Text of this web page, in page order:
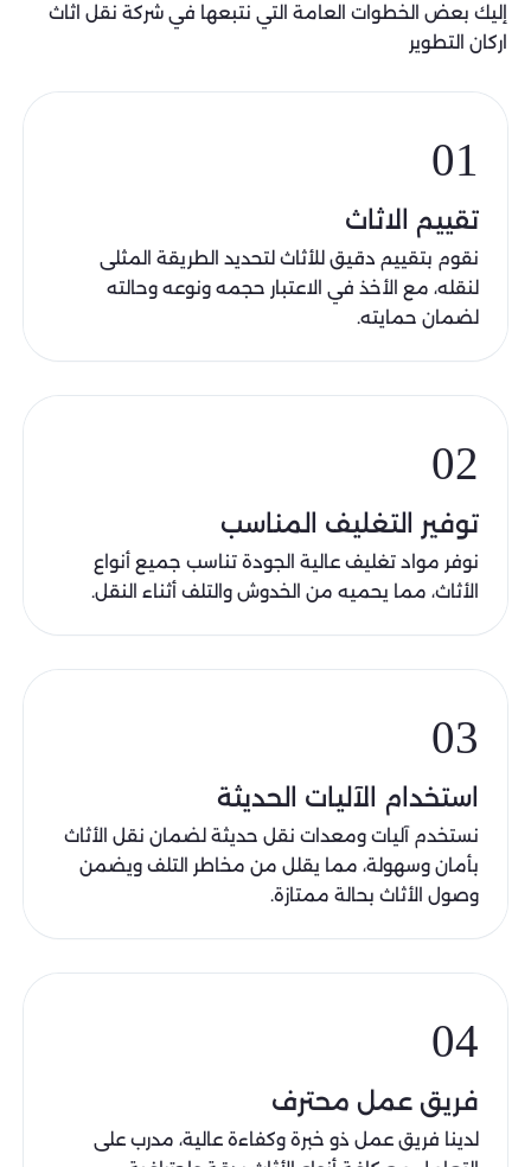
إليك بعض الخطوات العامة التي نتبعها في شركة نقل اثاث
اركان التطوير
01
تقييم الاثاث
نقوم بتقييم دقيق للأثاث لتحديد الطريقة المثلى
لنقله، مع الأخذ في الاعتبار حجمه ونوعه وحالته
لضمان حمايته.
02
توفير التغليف المناسب
نوفر مواد تغليف عالية الجودة تناسب جميع أنواع
الأثاث، مما يحميه من الخدوش والتلف أثناء النقل.
03
استخدام الآليات الحديثة
نستخدم آليات ومعدات نقل حديثة لضمان نقل الأثاث
بأمان وسهولة، مما يقلل من مخاطر التلف ويضمن
وصول الأثاث بحالة ممتازة.
04
فريق عمل محترف
لدينا فريق عمل ذو خبرة وكفاءة عالية، مدرب على